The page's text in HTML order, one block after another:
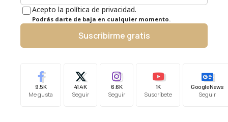
Acepto la política de privacidad.
Podrás darte de baja en cualquier momento.
Suscribirme gratis
9.5K
Me gusta
41.4K
Seguir
6.6K
Seguir
1K
Suscríbete
Google News
Seguir